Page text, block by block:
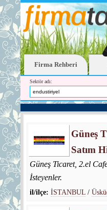
Firma Rehberi
Sektör adı:
Güneş
Satım
Güneş Ticaret, 2.el
İsteyenler.
il/ilçe: İSTANBUL /